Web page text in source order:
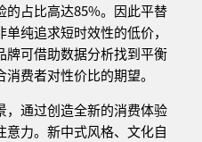
的占比高达85%。因此平替
纯追求短时效性的低价，
牌可借助数据分析找到平衡
费者对性价比的期望。
通过创造全新的消费体验
力。新中式风格、文化自